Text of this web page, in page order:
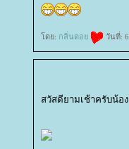
ดย: กลิ่นดอ วันที่:
สวัสดียามเช้าครับน้อ